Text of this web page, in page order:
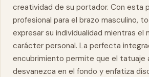
creatividad de su portador. Con esta
profesional para el brazo masculino,
expresar su individualidad mientras el
carácter personal. La perfecta
encubrimiento permite que el tatuaje
desvanezca en el fondo y enfatiza